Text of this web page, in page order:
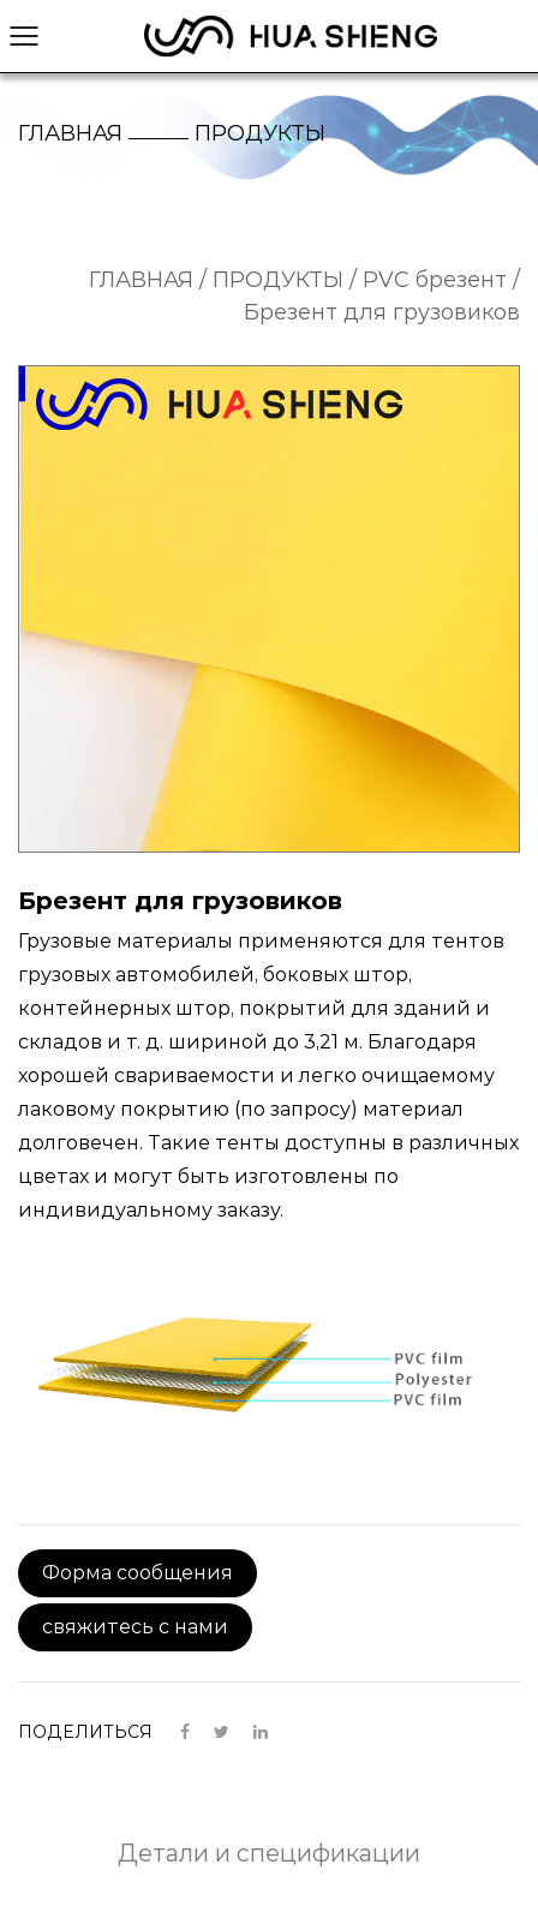
ГЛАВНАЯ ПРОДУКТЫ
ГЛАВНАЯ / ПРОДУКТЫ / PVC брезент /
Брезент для грузовиков
Брезент для грузовиков
Грузовые материалы применяются для тентов
грузовых автомобилей, боковых штор,
контейнерных штор, покрытий для зданий и
складов и т. д. шириной до 3,21 м. Благодаря
хорошей свариваемости и легко очищаемому
лаковому покрытию (по запросу) материал
долговечен. Такие тенты доступны в различных
цветах и могут быть изготовлены по
индивидуальному заказу.
Форма сообщения
свяжитесь с нами
ПОДЕЛИТЬСЯ
Детали и спецификации